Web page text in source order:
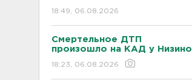
18:49, 06.08.2026
Смертельное ДТП
произошло на КАД у Низино
18:23, 06.08.2026